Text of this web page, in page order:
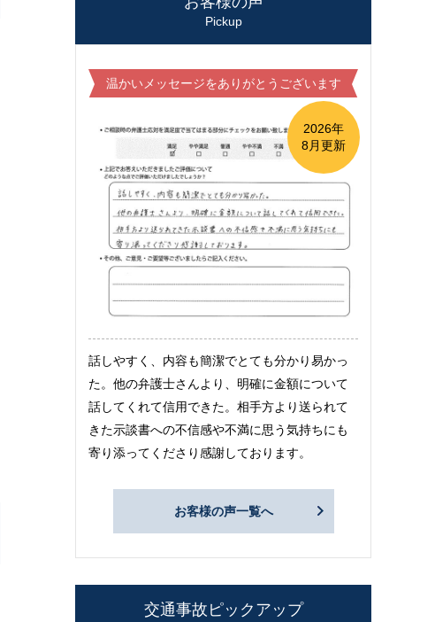
Pickup
温かいメッセージをありがとうございます
2026年
8月更新
話しやすく、内容も簡潔でとても分かり易かっ
た。他の弁護士さんより、明確に金額について
話してくれて信用できた。相手方より送られて
きた示談書への不信感や不満に思う気持ちにも
寄り添ってくださり感謝しております。
お客様の声一覧へ
交通事故ピックアップ